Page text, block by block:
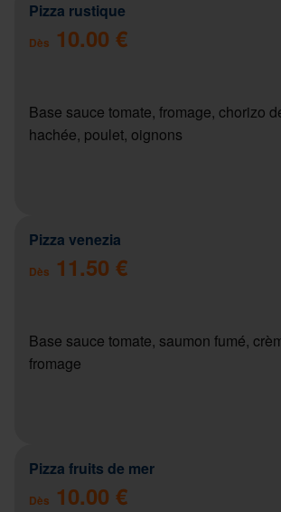
Pizza rustique
Dès 10.00 €
Base sauce tomate, fromage, chorizo
hachée, poulet, oignons
Pizza venezia
Dès 11.50 €
Base sauce tomate, saumon fumé,
fromage
Pizza fruits de mer
Dès 10.00 €